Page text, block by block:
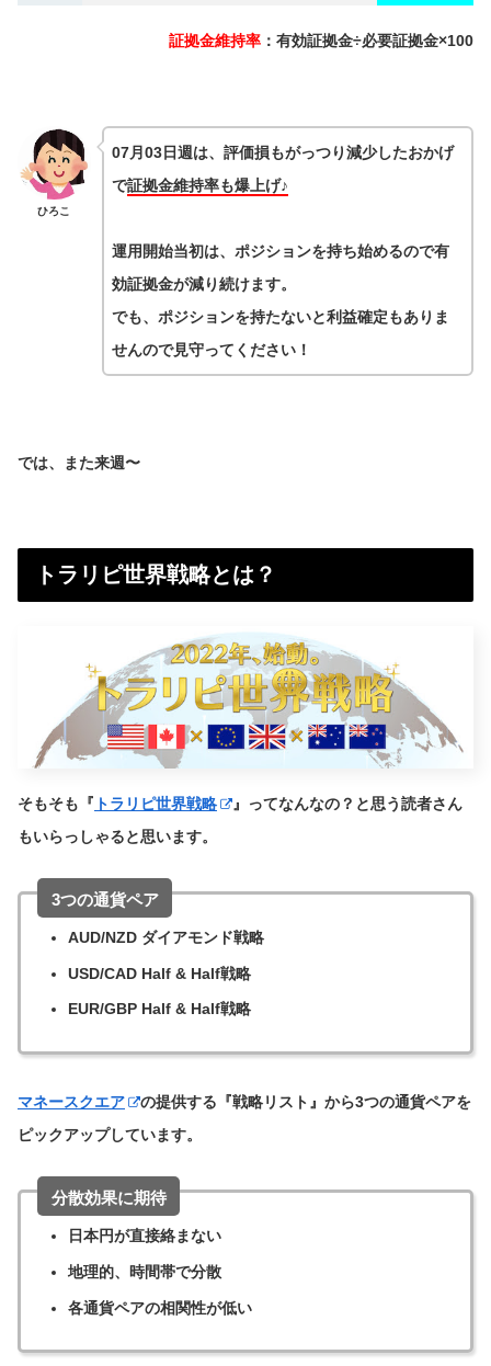
証拠金維持率 ：有効証拠金÷必要証拠金×100
ひろこ
07月03日週は、評価損もがっつり減少したおかげ
で証拠金維持率も爆上げ♪
運用開始当初は、ポジションを持ち始めるので有
効証拠金が減り続けます。
でも、ポジションを持たないと利益確定もありま
せんので見守ってください！
では、また来週〜
トラリピ世界戦略とは？
そもそも『 トラリピ世界戦略
』ってなんなの？と思う読者さん
もいらっしゃると思います。
3つの通貨ペア
AUD/NZD ダイアモンド戦略
USD/CAD Half & Half戦略
EUR/GBP Half & Half戦略
マネースクエア
の提供する『戦略リスト』から3つの通貨ペアを
ピックアップしています。
分散効果に期待
日本円が直接絡まない
地理的、時間帯で分散
各通貨ペアの相関性が低い